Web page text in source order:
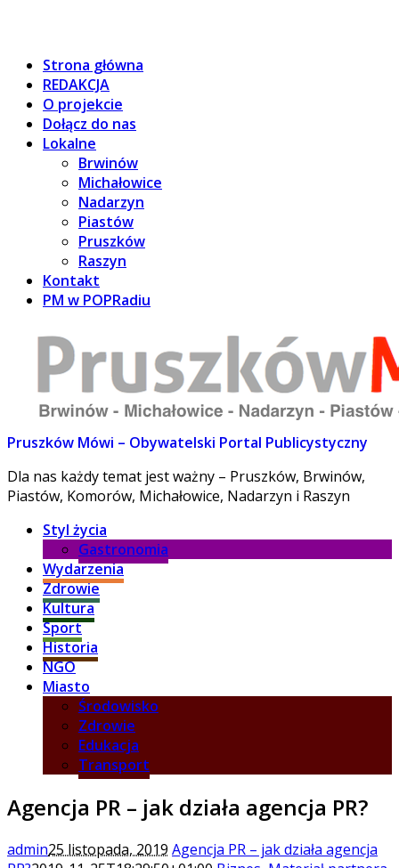
Strona główna
REDAKCJA
O projekcie
Dołącz do nas
Lokalne
Brwinów
Michałowice
Nadarzyn
Piastów
Pruszków
Raszyn
Kontakt
PM w POPRadiu
Pruszków Mówi – Obywatelski Portal Publicystyczny
Dla nas każdy temat jest ważny – Pruszków, Brwinów,
Piastów, Komorów, Michałowice, Nadarzyn i Raszyn
Styl życia
Gastronomia
Wydarzenia
Zdrowie
Kultura
Sport
Historia
NGO
Miasto
Środowisko
Zdrowie
Edukacja
Transport
Agencja PR – jak działa agencja PR?
admin25 listopada, 2019 Agencja PR – jak działa agencja